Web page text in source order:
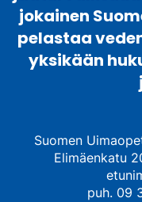
jokainen
pelastaa
yksikään
Suomen
Elimäenkatu
puh. 09